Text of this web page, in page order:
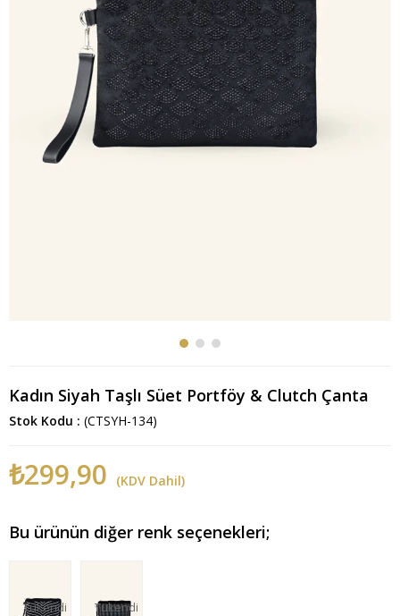
Kadın Siyah Taşlı Süet Portföy & Clutch Çanta
Stok Kodu (CTSYH-134)
₺299,90 (KDV Dahil)
Bu ürünün diğer renk seçenekleri;
Tükendi Tükendi